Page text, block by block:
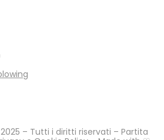
– Tutti i diritti riservati – Partita